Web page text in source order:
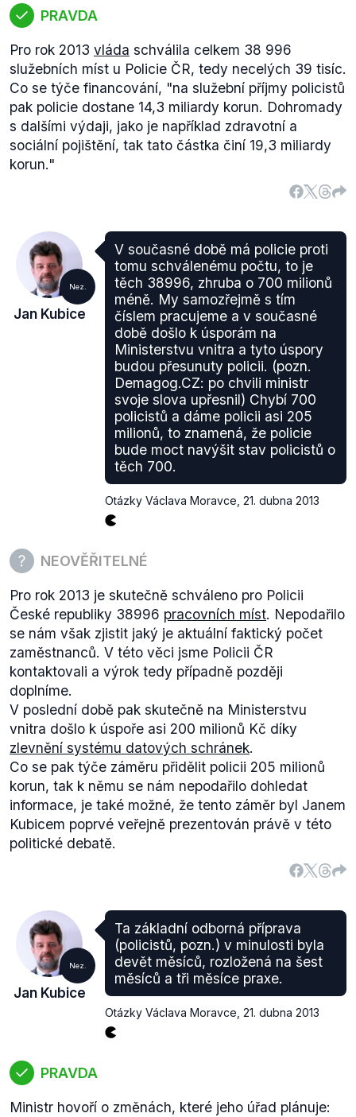
PRAVDA
Pro rok 2013 vláda schválila celkem 38 996
služebních míst u Policie ČR, tedy necelých 39 tisíc.
Co se týče financování, "na služební příjmy policistů
pak policie dostane 14,3 miliardy korun. Dohromady
s dalšími výdaji, jako je například zdravotní a
sociální pojištění, tak tato částka činí 19,3 miliardy
korun."
Nez.
Jan Kubice
V současné době má policie proti
tomu schválenému počtu, to je
těch 38996, zhruba o 700 milionů
méně. My samozřejmě s tím
číslem pracujeme a v současné
době došlo k úsporám na
Ministerstvu vnitra a tyto úspory
budou přesunuty policii. (pozn.
Demagog.CZ: po chvili ministr
svoje slova upřesnil) Chybí 700
policistů a dáme policii asi 205
milionů, to znamená, že policie
bude moct navýšit stav policistů o
těch 700.
Otázky Václava Moravce 21. dubna 2013
NEOVĚŘITELNÉ
Pro rok 2013 je skutečně schváleno pro Policii
České republiky 38996 pracovních míst. Nepodařilo
se nám však zjistit jaký je aktuální faktický počet
zaměstnanců. V této věci jsme Policii ČR
kontaktovali a výrok tedy případně později
doplníme.
V poslední době pak skutečně na Ministerstvu
vnitra došlo k úspoře asi 200 milionů Kč díky
zlevnění systému datových schránek.
Co se pak týče záměru přidělit policii 205 milionů
korun, tak k němu se nám nepodařilo dohledat
informace, je také možné, že tento záměr byl Janem
Kubicem poprvé veřejně prezentován právě v této
politické debatě.
Nez.
Jan Kubice
Ta základní odborná příprava
(policistů, pozn.) v minulosti byla
devět měsíců, rozložená na šest
měsíců a tři měsíce praxe.
Otázky Václava Moravce 21. dubna 2013
PRAVDA
Ministr hovoří o změnách, které jeho úřad plánuje: